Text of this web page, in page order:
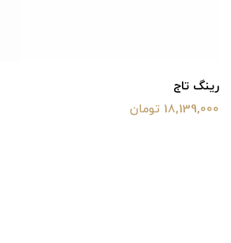
رینگ تاج
18,139,000 تومان